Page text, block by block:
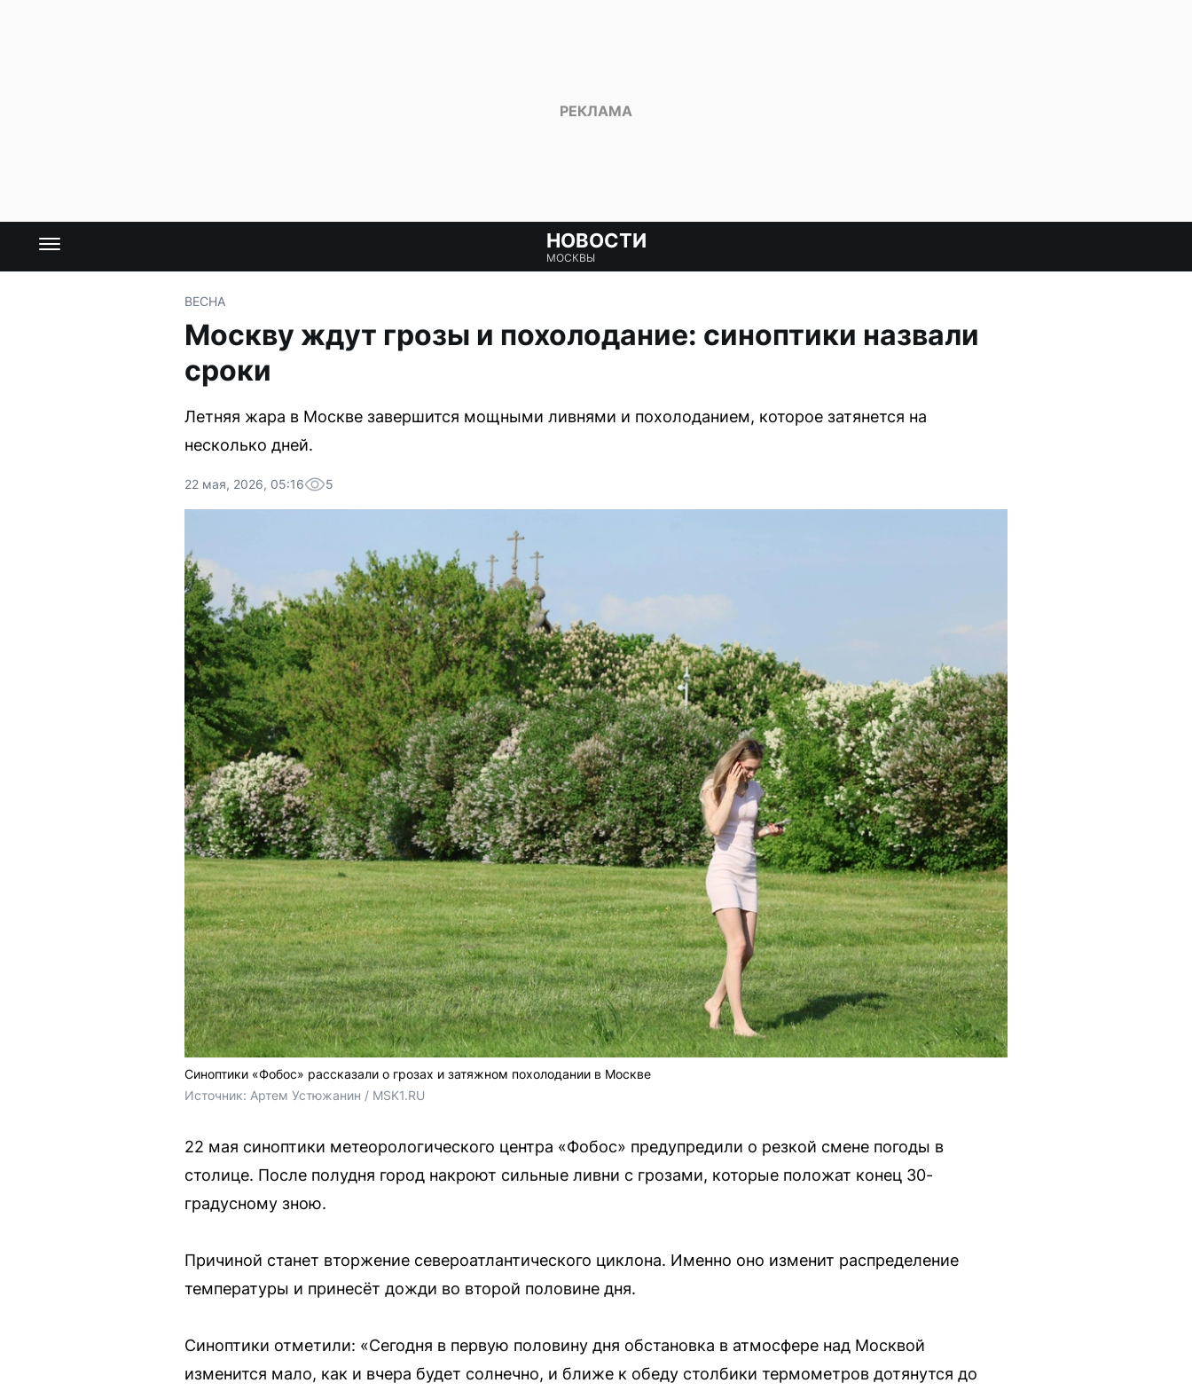
НОВОСТИ
МОСКВЫ
ВЕСНА
Москву ждут грозы и похолодание: синоптики назвали
сроки
Летняя жара в Москве завершится мощными ливнями и похолоданием, которое затянется на
несколько дней.
22 мая, 2026, 05:16 5
Синоптики «Фобос» рассказали о грозах и затяжном похолодании в Москве
Источник: Артем Устюжанин / MSK1.RU
22 мая синоптики метеорологического центра «Фобос» предупредили о резкой смене погоды в
столице. После полудня город накроют сильные ливни с грозами, которые положат конец 30-
градусному зною.
Причиной станет вторжение североатлантического циклона. Именно оно изменит распределение
температуры и принесёт дожди во второй половине дня.
Синоптики отметили: «Сегодня в первую половину дня обстановка в атмосфере над Москвой
изменится мало, как и вчера будет солнечно, и ближе к обеду столбики термометров дотянутся до